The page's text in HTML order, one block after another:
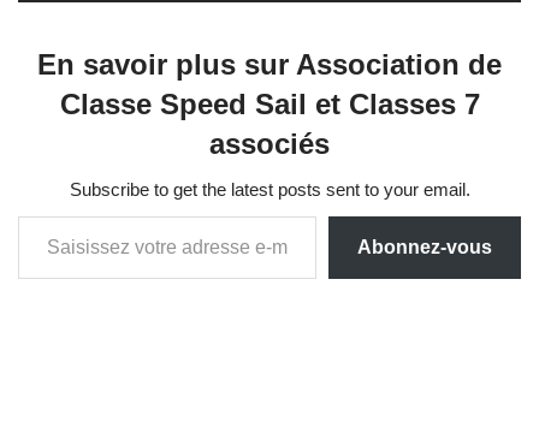
En savoir plus sur Association de
Classe Speed Sail et Classes 7
associés
Subscribe to get the latest posts sent to your email.
Abonnez-vous